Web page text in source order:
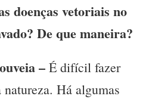
doenças vetoriais no
De que maneira?
–É difícil fazer
Há algumas